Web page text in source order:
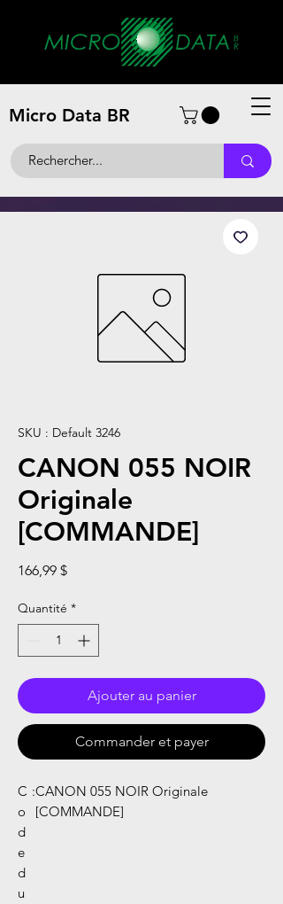
Micro Data BR
SKU : Default 3246
CANON 055 NOIR
Originale
[COMMANDE]
166,99 $Prix
Quantité *
Ajouter au panier
Commander et payer
C
o
d
e
d
u
:CANON 055 NOIR Originale
[COMMANDE]